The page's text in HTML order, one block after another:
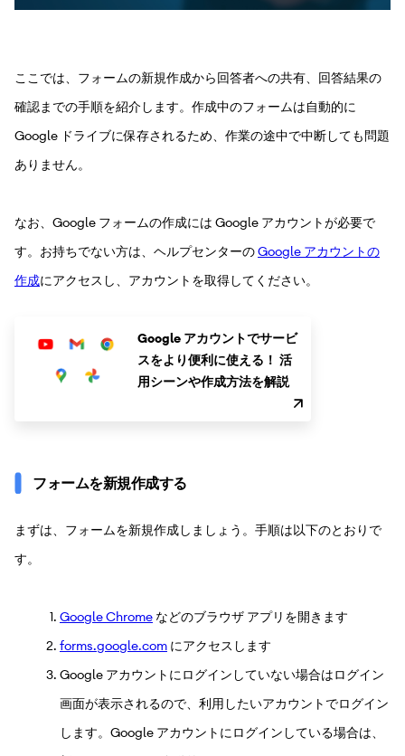
ここでは、フォームの新規作成から回答者への共有、回答結果の
確認までの手順を紹介します。作成中のフォームは自動的に
Google ドライブに保存されるため、作業の途中で中断しても問題
ありません。
なお、Google フォームの作成には Google アカウントが必要で
す。お持ちでない方は、ヘルプセンターのGoogle アカウントの
作成にアクセスし、アカウントを取得してください。
Google アカウントでサービ
スをより便利に使える！ 活
用シーンや作成方法を解説
フォームを新規作成する
まずは、フォームを新規作成しましょう。手順は以下のとおりで
す。
Google Chrome などのブラウザ アプリを開きます
forms.google.com にアクセスします
Google アカウントにログインしていない場合はログイン
画面が表示されるので、利用したいアカウントでログイン
します。Google アカウントにログインしている場合は、